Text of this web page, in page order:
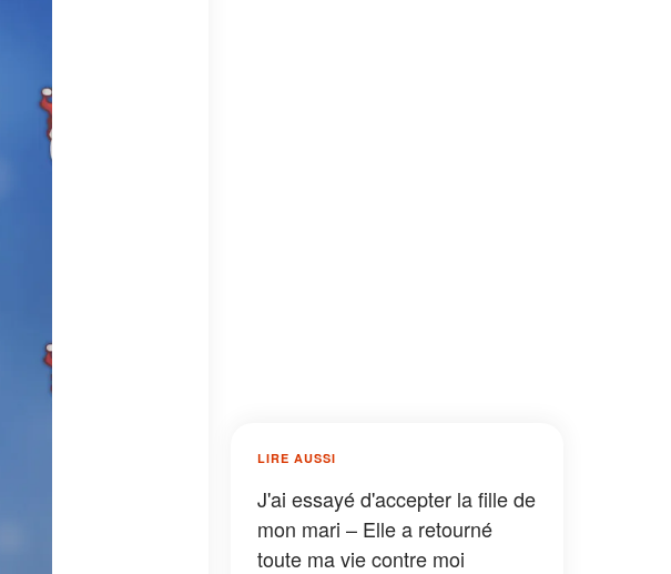
LIRE AUSSI
J'ai essayé d'accepter la fille de
mon mari – Elle a retourné
toute ma vie contre moi